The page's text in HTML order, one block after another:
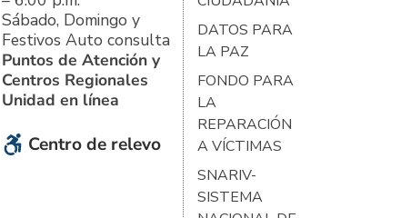
Sábado, Domingo y
Festivos Auto consulta
Puntos de Atención y
Centros Regionales
Unidad en línea
Centro de relevo
DATOS PARA
LA PAZ
FONDO PARA
LA
REPARACIÓN
A VÍCTIMAS
SNARIV-
SISTEMA